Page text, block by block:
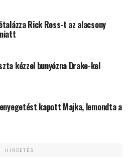
Rick Ross-t az alacsony
kézzel bunyózna Drake-kel
kapott Majka, lemondta a
HIRDETÉS